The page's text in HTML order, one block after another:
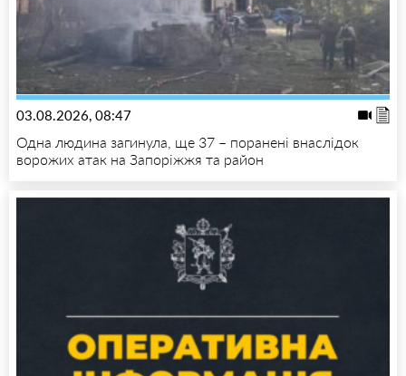
03.08.2026, 08:47
Одна людина загинула, ще 37 – поранені внаслідок
ворожих атак на Запоріжжя та район